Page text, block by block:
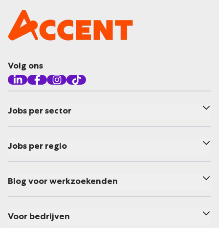
Volg ons
Jobs per sector
Jobs per regio
Blog voor werkzoekenden
Voor bedrijven